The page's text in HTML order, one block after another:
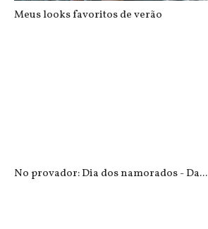
Meus looks favoritos de verão
No provador: Dia dos namorados - Da...